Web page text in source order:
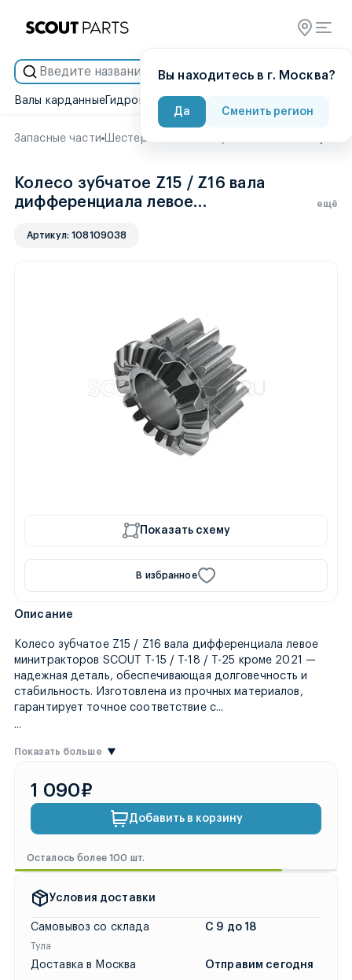
Вы находитесь в г. Москва?
Да Сменить регион
Умный подбор
Валы карданныеГидронасосы Гидроцилиндры
Запасные части Шестерни и колеса зубчатые
Колесо зубчатое Z15 / Z16 вала
дифференциала левое
25 кроме 2021
ещё
Артикул: 108109038
Показать схему
В избранное
Описание
Колесо зубчатое Z15 / Z16 вала дифференциала левое
минитракторов SCOUT T-15 / T-18 / T-25 кроме 2021 —
надежная деталь, обеспечивающая долговечность и
стабильность. Изготовлена из прочных материалов,
гарантирует точное соответствие сSCOUT. Оформите
...
...
Показать больше
1 090₽
Добавить в корзину
Осталось более 100 шт.
Условия доставки
Самовывоз со склада
Тула
С 9 до 18
Доставка в Москва Отправим сегодня